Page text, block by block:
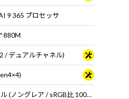
9 365 プロセッサ
880M
/ デュアルチャネル)
14型 液晶パネル (ノングレア / sRGB比 100% / 60Hz対応)